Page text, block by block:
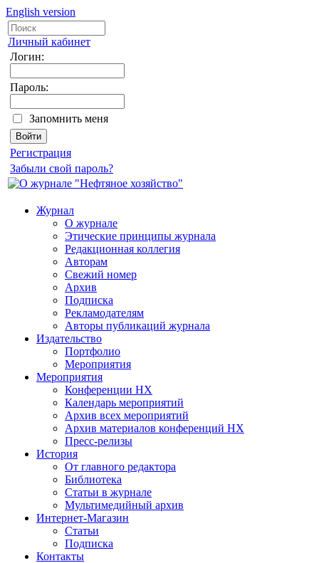
English version
Личный кабинет
Логин:
Пароль:
Запомнить меня
Регистрация
Забыли свой пароль?
Журнал
О журнале
Этические принципы журнала
Редакционная коллегия
Авторам
Свежий номер
Архив
Подписка
Рекламодателям
Авторы публикаций журнала
Издательство
Портфолио
Мероприятия
Мероприятия
Конференции НХ
Календарь мероприятий
Архив всех мероприятий
Архив материалов конференций НХ
Пресс-релизы
История
От главного редактора
Библиотека
Статьи в журнале
Мультимедийный архив
Интернет-Магазин
Статьи
Подписка
Контакты